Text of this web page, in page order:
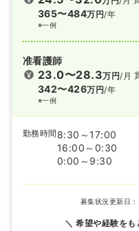
365〜484万円/年
※一例
准看護師
23.0〜28.3万円/月
342〜426万円/年
※一例
勤務時間 8:30～17:00
16:00～0:30
0:00～9:30
募集状況更新日：
希望や経験をも